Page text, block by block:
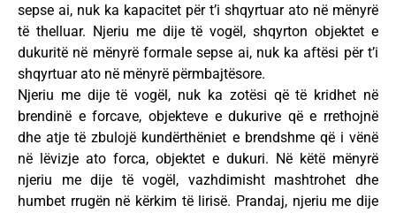
sepse ai, nuk ka kapacitet për t’i shqyrtuar ato në mënyrë
të thelluar. Njeriu me dije të vogël, shqyrton objektet e
dukuritë në mënyrë formale sepse ai, nuk ka aftësi për t’i
shqyrtuar ato në mënyrë përmbajtësore.
Njeriu me dije të vogël, nuk ka zotësi që të kridhet në
brendinë e forcave, objekteve e dukurive që e rrethojnë
dhe atje të zbulojë kundërthëniet e brendshme që i vënë
në lëvizje ato forca, objektet e dukuri. Në këtë mënyrë
njeriu me dije të vogël, vazhdimisht mashtrohet dhe
humbet rrugën në kërkim të lirisë. Prandaj, njeriu me dije